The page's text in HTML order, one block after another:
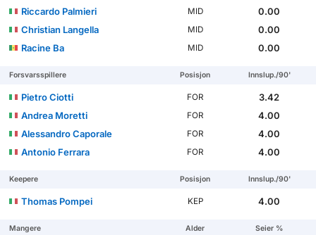
Riccardo Palmieri
MID
0.00
Christian Langella
MID
0.00
Racine Ba
MID 0.00
Forsvarsspillere Posisjon Innslup./90'
Pietro Ciotti FOR
3.42
Andrea Moretti
FOR
4.00
Alessandro Caporale
FOR
4.00
Antonio Ferrara
FOR 4.00
Keepere Posisjon Innslup./90'
Thomas Pompei KEP 4.00
Mangere Alder Seier %